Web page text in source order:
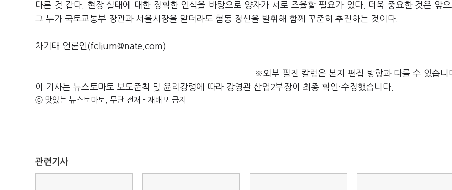
다른 것 같다. 현장 실태에 대한 정확한 인식을 바탕으로 양자가 서로 조율할 필요가 있다. 더욱 중요한 것은 앞으
그 누가 국토교통부 장관과 서울시장을 맡더라도 협동 정신을 발휘해 함께 꾸준히 추진하는 것이다.
차기태 언론인(folium@nate.com)
※외부 필진 칼럼은 본지 편집 방향과 다를 수 있습니
이 기사는 뉴스토마토 보도준칙 및 윤리강령에 따라 강영관 산업2부장이 최종 확인·수정했습니다.
ⓒ 맛있는 뉴스토마토, 무단 전재 - 재배포 금지
관련기사